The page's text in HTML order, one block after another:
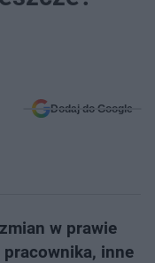
Dodaj do Google
w prawie
inne